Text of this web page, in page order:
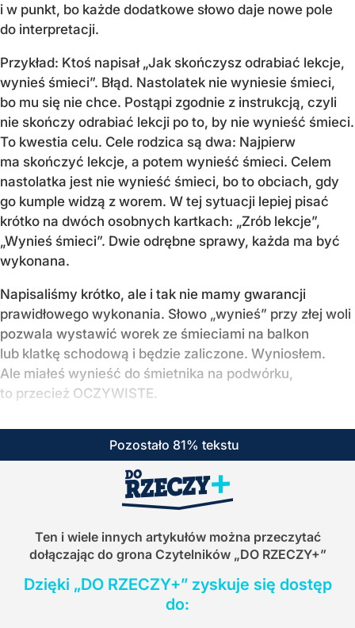
i w punkt, bo każde dodatkowe słowo daje nowe pole
do interpretacji.
Przykład: Ktoś napisał „Jak skończysz odrabiać lekcje,
wynieś śmieci”. Błąd. Nastolatek nie wyniesie śmieci,
bo mu się nie chce. Postąpi zgodnie z instrukcją, czyli
nie skończy odrabiać lekcji po to, by nie wynieść śmieci.
To kwestia celu. Cele rodzica są dwa: Najpierw
ma skończyć lekcje, a potem wynieść śmieci. Celem
nastolatka jest nie wynieść śmieci, bo to obciach, gdy
go kumple widzą z worem. W tej sytuacji lepiej pisać
krótko na dwóch osobnych kartkach: „Zrób lekcje”,
„Wynieś śmieci”. Dwie odrębne sprawy, każda ma być
wykonana.
Napisaliśmy krótko, ale i tak nie mamy gwarancji
prawidłowego wykonania. Słowo „wynieś” przy złej woli
pozwala wystawić worek ze śmieciami na balkon
lub klatkę schodową i będzie zaliczone. Wyniosłem.
Ale miałeś wynieść do śmietnika na podwórku,
to przecież OCZYWISTE.
Pozostało 81% tekstu
Ten i wiele innych artykułów można przeczytać
dołączając do grona Czytelników „DO RZECZY+”
Dzięki „DO RZECZY+” zyskuje się dostęp
do: